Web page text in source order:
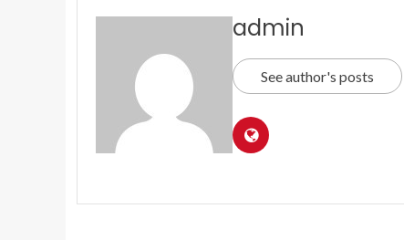
admin
See author's posts